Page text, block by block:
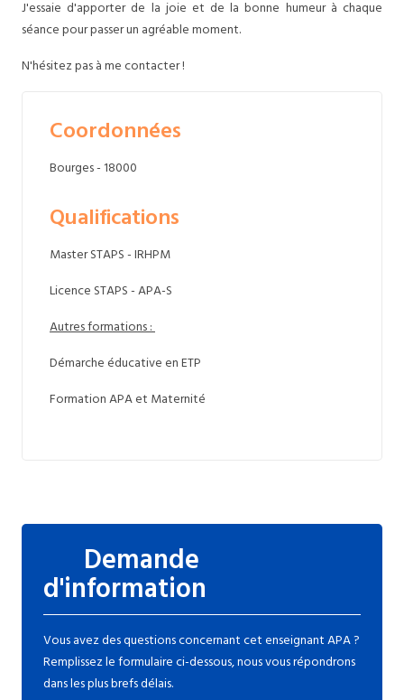
J'essaie d'apporter de la joie et de la bonne humeur à chaque
séance pour passer un agréable moment.
N'hésitez pas à me contacter !
Coordonnées
Bourges - 18000
Qualifications
Master STAPS - IRHPM
Licence STAPS - APA-S
Autres formations :
Démarche éducative en ETP
Formation APA et Maternité
Demande
d'information
Vous avez des questions concernant cet enseignant APA ?
Remplissez le formulaire ci-dessous, nous vous répondrons
dans les plus brefs délais.